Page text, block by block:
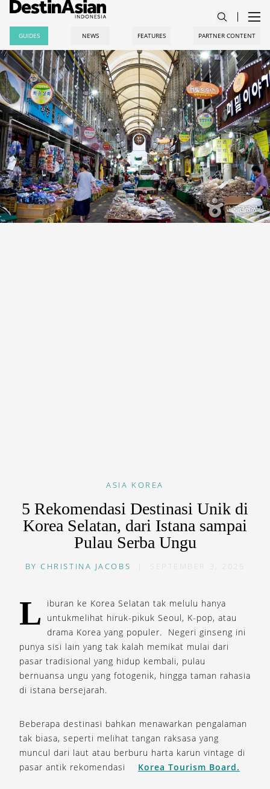
GUIDES NEWS FEATURES PARTNER CONTENT
ASIA KOREA
5 Rekomendasi Destinasi Unik di
Korea Selatan, dari Istana sampai
Pulau Serba Ungu
BYCHRISTINA JACOBS SEPTEMBER 3, 2025
L
iburan ke Korea Selatan tak melulu hanya
untukmelihat hiruk-pikuk Seoul, K-pop, atau
drama Korea yang populer. Negeri ginseng ini
punya sisi lain yang tak kalah memikat mulai dari
pasar tradisional yang hidup kembali, pulau
bernuansa ungu yang fotogenik, hingga taman rahasia
di istana bersejarah.
Beberapa destinasi bahkan menawarkan pengalaman
tak biasa, seperti melihat tangan raksasa yang
muncul dari laut atau berburu harta karun vintage di
pasar antik rekomendasi
Korea Tourism Board.